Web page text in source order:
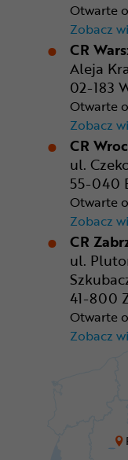
Otwarte
Zobacz
CR
Aleja
02-183
Otwarte
Zobacz
CR
ul.
55-040
Otwarte
Zobacz
CR
ul.
41-800
Otwarte
Zobacz